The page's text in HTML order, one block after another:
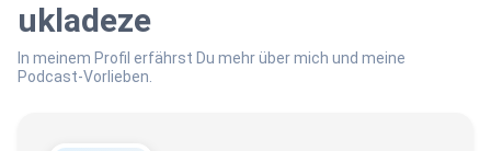
ukladeze
In meinem Profil erfährst Du mehr über mich und meine
Podcast-Vorlieben.